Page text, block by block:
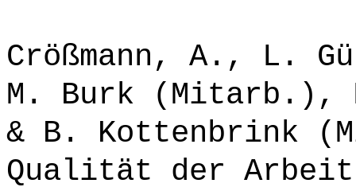
Crößmann, A., L.
M. Burk (Mitarb.),
& B. Kottenbrink
Qualität der Arbeit